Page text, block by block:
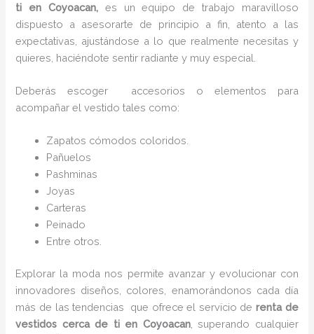
ti en Coyoacan,es un equipo de trabajo maravilloso
dispuesto a asesorarte de principio a fin, atento a las
expectativas, ajustándose a lo que realmente necesitas y
quieres, haciéndote sentir radiante y muy especial.
Deberás escoger accesorios o elementos para
acompañar el vestido tales como:
Zapatos cómodos coloridos.
Pañuelos
Pashminas
Joyas
Carteras
Peinado
Entre otros.
Explorar la moda nos permite avanzar y evolucionar con
innovadores diseños, colores, enamorándonos cada día
más de las tendencias que ofrece el servicio de renta de
vestidos cerca de ti en Coyoacan, superando cualquier